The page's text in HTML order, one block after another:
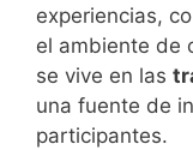
experiencias,⁤
el ambiente de
‍se ‍vive en las
una fuente de
participantes.